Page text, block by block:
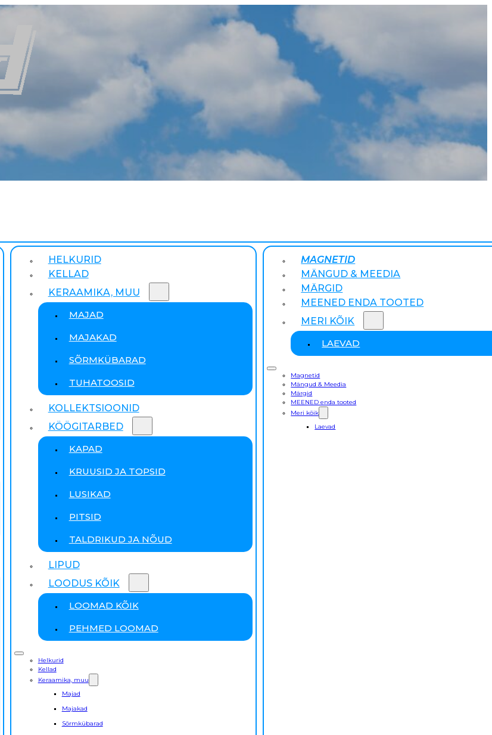
HELKURID
KELLAD
KERAAMIKA, MUU
MAJAD
MAJAKAD
SÕRMKÜBARAD
TUHATOOSID
KOLLEKTSIOONID
KÖÖGITARBED
KAPAD
KRUUSID JA TOPSID
LUSIKAD
PITSID
TALDRIKUD JA NÕUD
LIPUD
LOODUS KÕIK
LOOMAD KÕIK
PEHMED LOOMAD
Helkurid
Kellad
Keraamika, muu
Majad
Majakad
Sõrmkübarad
MAGNETID
MÄNGUD & MEEDIA
MÄRGID
MEENED ENDA TOOTED
MERI KÕIK
LAEVAD
Magnetid
Mängud & Meedia
Märgid
MEENED enda tooted
Meri kõik
Laevad